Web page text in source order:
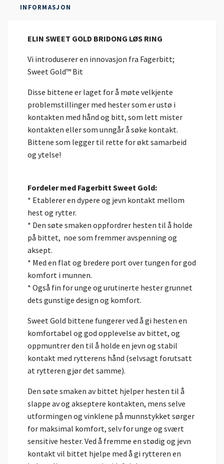
INFORMASJON
ELIN SWEET GOLD BRIDONG LØS RING
Vi introduserer en innovasjon fra Fagerbitt;
Sweet Gold™ Bit
Disse bittene er laget for å møte velkjente
problemstillinger med hester som er ustø i
kontakten med hånd og bitt, som lett mister
kontakten eller som unngår å søke kontakt.
Bittene som legger til rette for økt samarbeid
og ytelse!
Fordeler med Fagerbitt Sweet Gold:
* Etablerer en dypere og jevn kontakt mellom
hest og rytter.
* Den søte smaken oppfordrer hesten til å holde
på bittet, noe som fremmer avspenning og
aksept.
* Med en flat og bredere port over tungen for god
komfort i munnen.
* Også fin for unge og urutinerte hester grunnet
dets gunstige design og komfort.
Sweet Gold bittene fungerer ved å gi hesten en
komfortabel og god opplevelse av bittet, og
oppmuntrer den til å holde en jevn og stabil
kontakt med rytterens hånd (selvsagt forutsatt
at rytteren gjør det samme).
Den søte smaken av bittet hjelper hesten til å
slappe av og akseptere kontakten, mens selve
utformingen og vinklene på munnstykket sørger
for maksimal komfort, selv for unge og svært
sensitive hester. Ved å fremme en stødig og jevn
kontakt vil bittet hjelpe med å gi rytteren en